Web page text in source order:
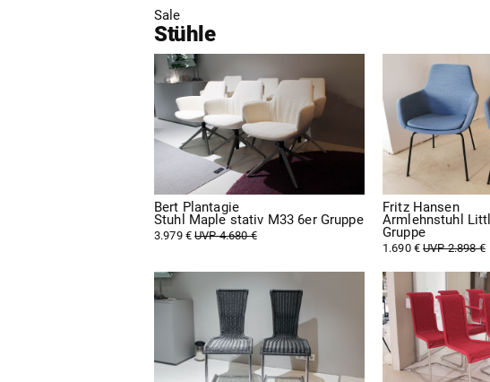
Sale
Stühle
Bert Plantagie
Stuhl Maple stativ M33 6er Gruppe
3.979 €UVP 4.680 €
Fritz Hansen
Armlehnstuhl
Gruppe
1.690 €UVP 2.898 €